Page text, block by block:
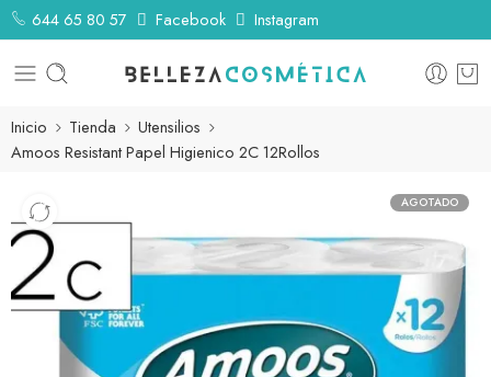
644 65 80 57 Facebook Instagram
Inicio Tienda
Utensilios
Amoos Resistant Papel Higienico 2C 12Rollos
AGOTADO